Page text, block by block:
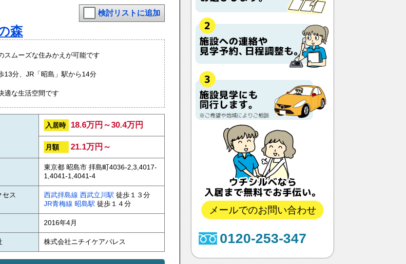
他の紹介会社と「ウチシルベ」はどう
違うの？aa
検討リストに追加
森
スムーズな住みかえが可能です
13分、JR「昭島」駅から14分
適な生活空間です
入居時 18.6万円～30.4万円
月額 21.1万円～
東京都 昭島市 拝島町4036-2,3,4017-
1,4041-1,4041-4
セス 西武拝島線 西武立川駅 徒歩１３分
JR青梅線 昭島駅 徒歩１４分
2016年4月
株式会社ニチイケアパレス
メールでのお問い合わせ
0120-253-347